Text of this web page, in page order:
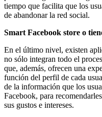
tiempo que facilita que los
de abandonar la red social.
Smart Facebook store o
En el último nivel, existen
no sólo integran todo el
que, además, ofrecen una
función del perfil de cada
de la información que los
Facebook, para
sus gustos e intereses.